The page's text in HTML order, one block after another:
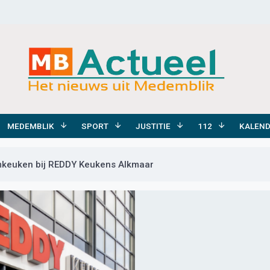
MEDEMBLIK SPORT JUSTITIE 112
bij REDDY Keukens Alkmaar